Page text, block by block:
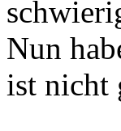
Nun
ist nicht